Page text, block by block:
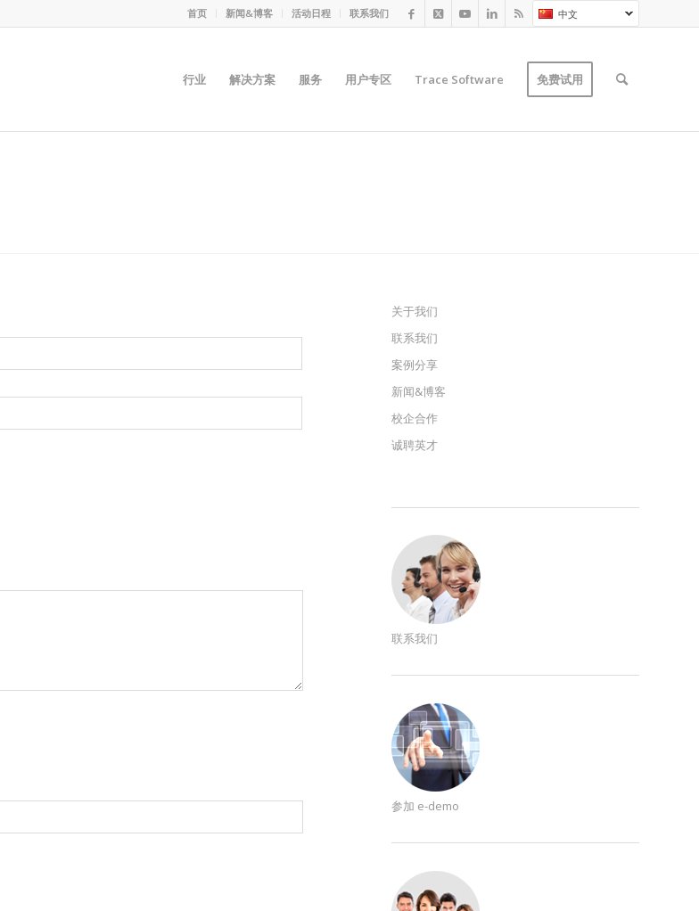
中文
首页 新闻&博客 活动日程 联系我们
行业 解决方案 服务 用户专区 Trace Software 免费试用
关于我们
联系我们
案例分享
新闻&博客
校企合作
诚聘英才
联系我们
参加 e-demo